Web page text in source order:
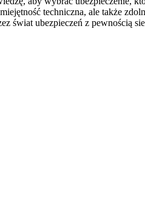
techniczna, ale także
świat ubezpieczeń z pewnością